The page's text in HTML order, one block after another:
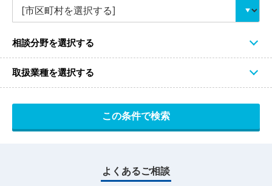
相談分野を選択する
取扱業種を選択する
よくあるご相談